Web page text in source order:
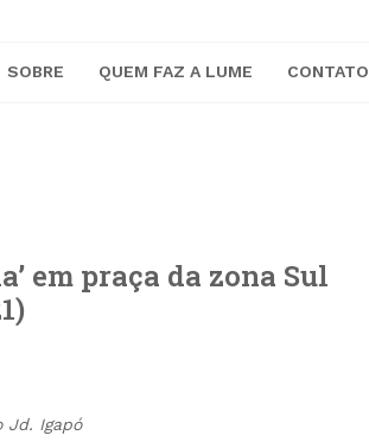
SOBRE QUEM FAZ A LUME CONTATO
em praça da zona Sul
Jd. Igapó